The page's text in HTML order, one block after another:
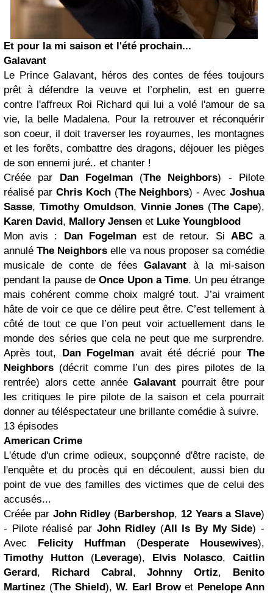
Et pour la mi saison et l'été prochain...
Galavant
Le Prince Galavant, héros des contes de fées toujours
prêt à défendre la veuve et l’orphelin, est en guerre
contre l'affreux Roi Richard qui lui a volé l'amour de sa
vie, la belle Madalena. Pour la retrouver et réconquérir
son coeur, il doit traverser les royaumes, les montagnes
et les forêts, combattre des dragons, déjouer les pièges
de son ennemi juré.. et chanter !
Créée par Dan Fogelman(The Neighbors) - Pilote
réalisé par Chris Koch(The Neighbors) - Avec Joshua
Sasse, Timothy Omuldson, Vinnie Jones (The Cape),
Karen David, Mallory Jensen et Luke Youngblood
Mon avis : Dan Fogelmanest de retour. Si ABCa
annuléThe Neighbors elle va nous proposer sa comédie
musicale de conte de féesGalavant à la mi-saison
pendant la pause deOnce Upon a Time. Un peu étrange
mais cohérent comme choix malgré tout. J’ai vraiment
hâte de voir ce que ce délire peut être. C’est tellement à
côté de tout ce que l’on peut voir actuellement dans le
monde des séries que cela ne peut que me surprendre.
Après tout, Dan Fogelman avait été décrié pour The
Neighbors (décrit comme l’un des pires pilotes de la
rentrée) alors cette année Galavantpourrait être pour
les critiques le pire pilote de la saison et cela pourrait
donner au téléspectateur une brillante comédie à suivre.
13 épisodes
American Crime
L'étude d'un crime odieux, soupçonné d'être raciste, de
l'enquête et du procès qui en découlent, aussi bien du
point de vue des familles des victimes que de celui des
accusés...
Créée par John Ridley(Barbershop, 12 Years a Slave)
- Pilote réalisé par John Ridley(All Is By My Side) -
Avec FelicityHuffman (Desperate Housewives),
Timothy Hutton (Leverage), Elvis Nolasco, Caitlin
Gerard, Richard Cabral,Johnny Ortiz, Benito
Martinez (The Shield),W. Earl Browet Penelope Ann